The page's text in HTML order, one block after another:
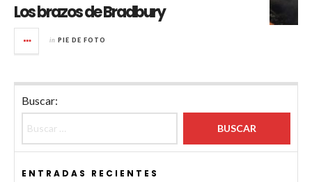
Los brazos de Bradbury
in PIE DE FOTO
Buscar:
ENTRADAS RECIENTES